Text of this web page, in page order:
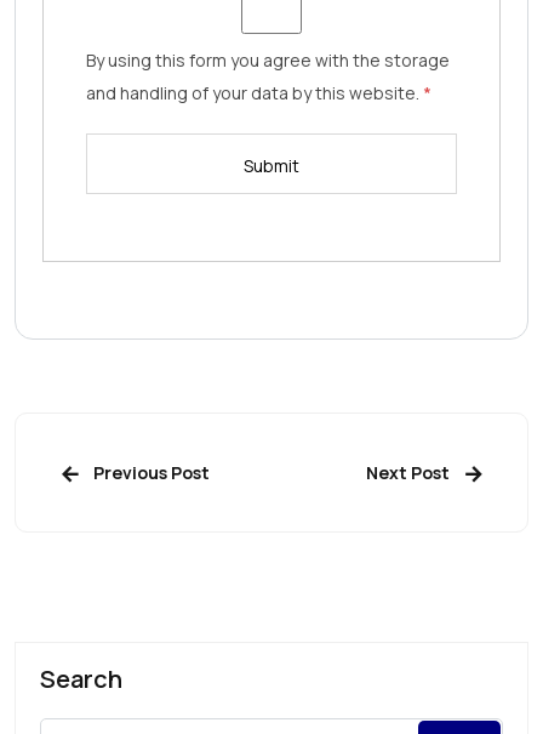
By using this form you agree with the storage
and handling of your data by this website. *
Previous Post Next Post
Search